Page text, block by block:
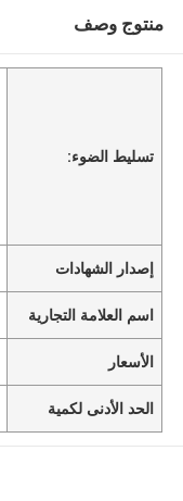
منتوج وصف
تسليط الضوء:
إصدار الشهادات
اسم العلامة التجارية
الأسعار
الحد الأدنى لكمية